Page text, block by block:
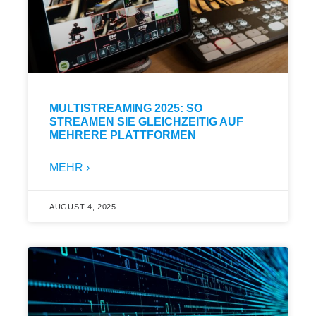
MULTISTREAMING 2025: SO
STREAMEN SIE GLEICHZEITIG AUF
MEHRERE PLATTFORMEN
MEHR ›
AUGUST 4, 2025